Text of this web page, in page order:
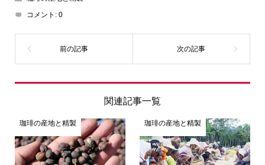
コメント: 0
関連記事一覧
珈琲の産地と精製 珈琲の産地と精製